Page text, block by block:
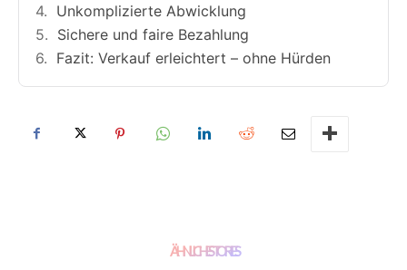
Unkomplizierte Abwicklung
Sichere und faire Bezahlung
Fazit: Verkauf erleichtert – ohne Hürden
ÄHNLICHE STORIES